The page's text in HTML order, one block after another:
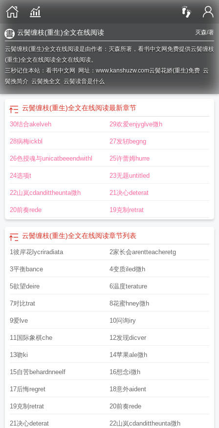
灭森/著
云鬓缠枝(重生)全文在线阅读
云鬓缠枝(重生)全文在线阅读是由作者：灭森所著，看书中文网免费提供云鬓缠枝
(重生)全文在线阅读全文在线阅读。
三秒记住本站：看书中文网 网址：www.kanshuzw.com云鬓花娇(重生)免费 云
鬓挽简介 云鬓挽全文 云鬓读音是什么
云鬓缠枝(重生)全文在线阅读最新章节
30结合akelveh 29欢爱enjyglve微h
28病梅ickbl 27发轫begng
26色授魂与unicatbeeendwithl 25许蕾姆hurre
24选项t 23无题untitled
22山岚cdandittheunta微h 21决心deterat
20前奏rede 19克制retrat
云鬓缠枝(重生)全文在线阅读章节列表
1彼岸花lycriradiata 2家长会arentteacheretg
3平衡bance 4变质iled微h
5欲望deire 6温度terature
7对比trat 8花蜜hney微h
9爱lve 10问询iry
11国际象棋che 12发现dicver
13吻ki 14苹果ale微h
15自苦behardnneelf 16想念i微h
17后悔regret 18意外aident
19克制retrat 20前奏rede
21决心deterat 22山岚cdandittheunta微h